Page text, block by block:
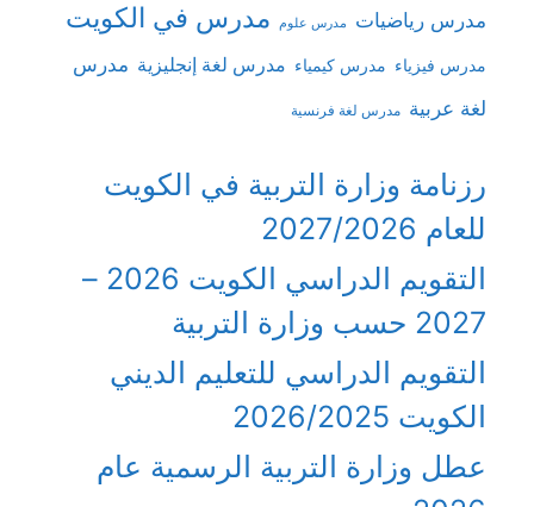
مدرس رياضيات مدرس علوم مدرس في الكويت
مدرس فيزياء مدرس كيمياء مدرس لغة إنجليزية مدرس
لغة عربية مدرس لغة فرنسية
رزنامة وزارة التربية في الكويت
للعام 2027/2026
التقويم الدراسي الكويت 2026 –
2027 حسب وزارة التربية
التقويم الدراسي للتعليم الديني
الكويت 2026/2025
عطل وزارة التربية الرسمية عام